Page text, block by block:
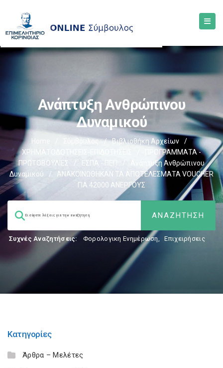
Ανάπτυξη Ανθρώπινου
Δυναμικού
Home Σύμβουλος / Βιβλιοθήκη Αρχείων
/
ΧΡΗΜΑΤΟΔΟΤΗΣΕΙΣ-ΕΠΙΔΟΤΗΣΕΙΣ
ΠΡΟΓΡΑΜΜΑΤΑ -
ΠΡΩΤΟΒΟΥΛΙΕΣ
/ ΕΣΠΑ - ΠΕΠ /
Ανάπτυξη Ανθρώπινου
Δυναμικού
/
ΑΝΑΚΟΙΝΩΘΗΚΑΝ ΤΑ ΑΠΟΤΕΛΕΣΜΑΤΑ VOUCHER
ΓΙΑ 42000 ΑΝΕΡΓΟΥΣ
Συχνές Αναζητήσεις: Φορολογικη Ενημέρωση, Επιχειρήσεις
Κατηγορίες
Άρθρα – Μελέτες